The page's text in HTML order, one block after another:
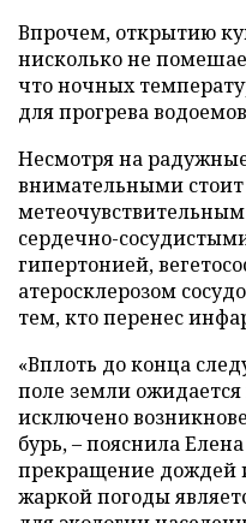
Впрочем, открытию
нисколько не
что ночных
для прогрева
Несмотря на
внимательными
сердечно-
гипертонией,
атеросклерозом
тем, кто перенес
«Вплоть до конца
поле земли
исключено
бурь, – пояснила
прекращение дождей
жаркой погоды